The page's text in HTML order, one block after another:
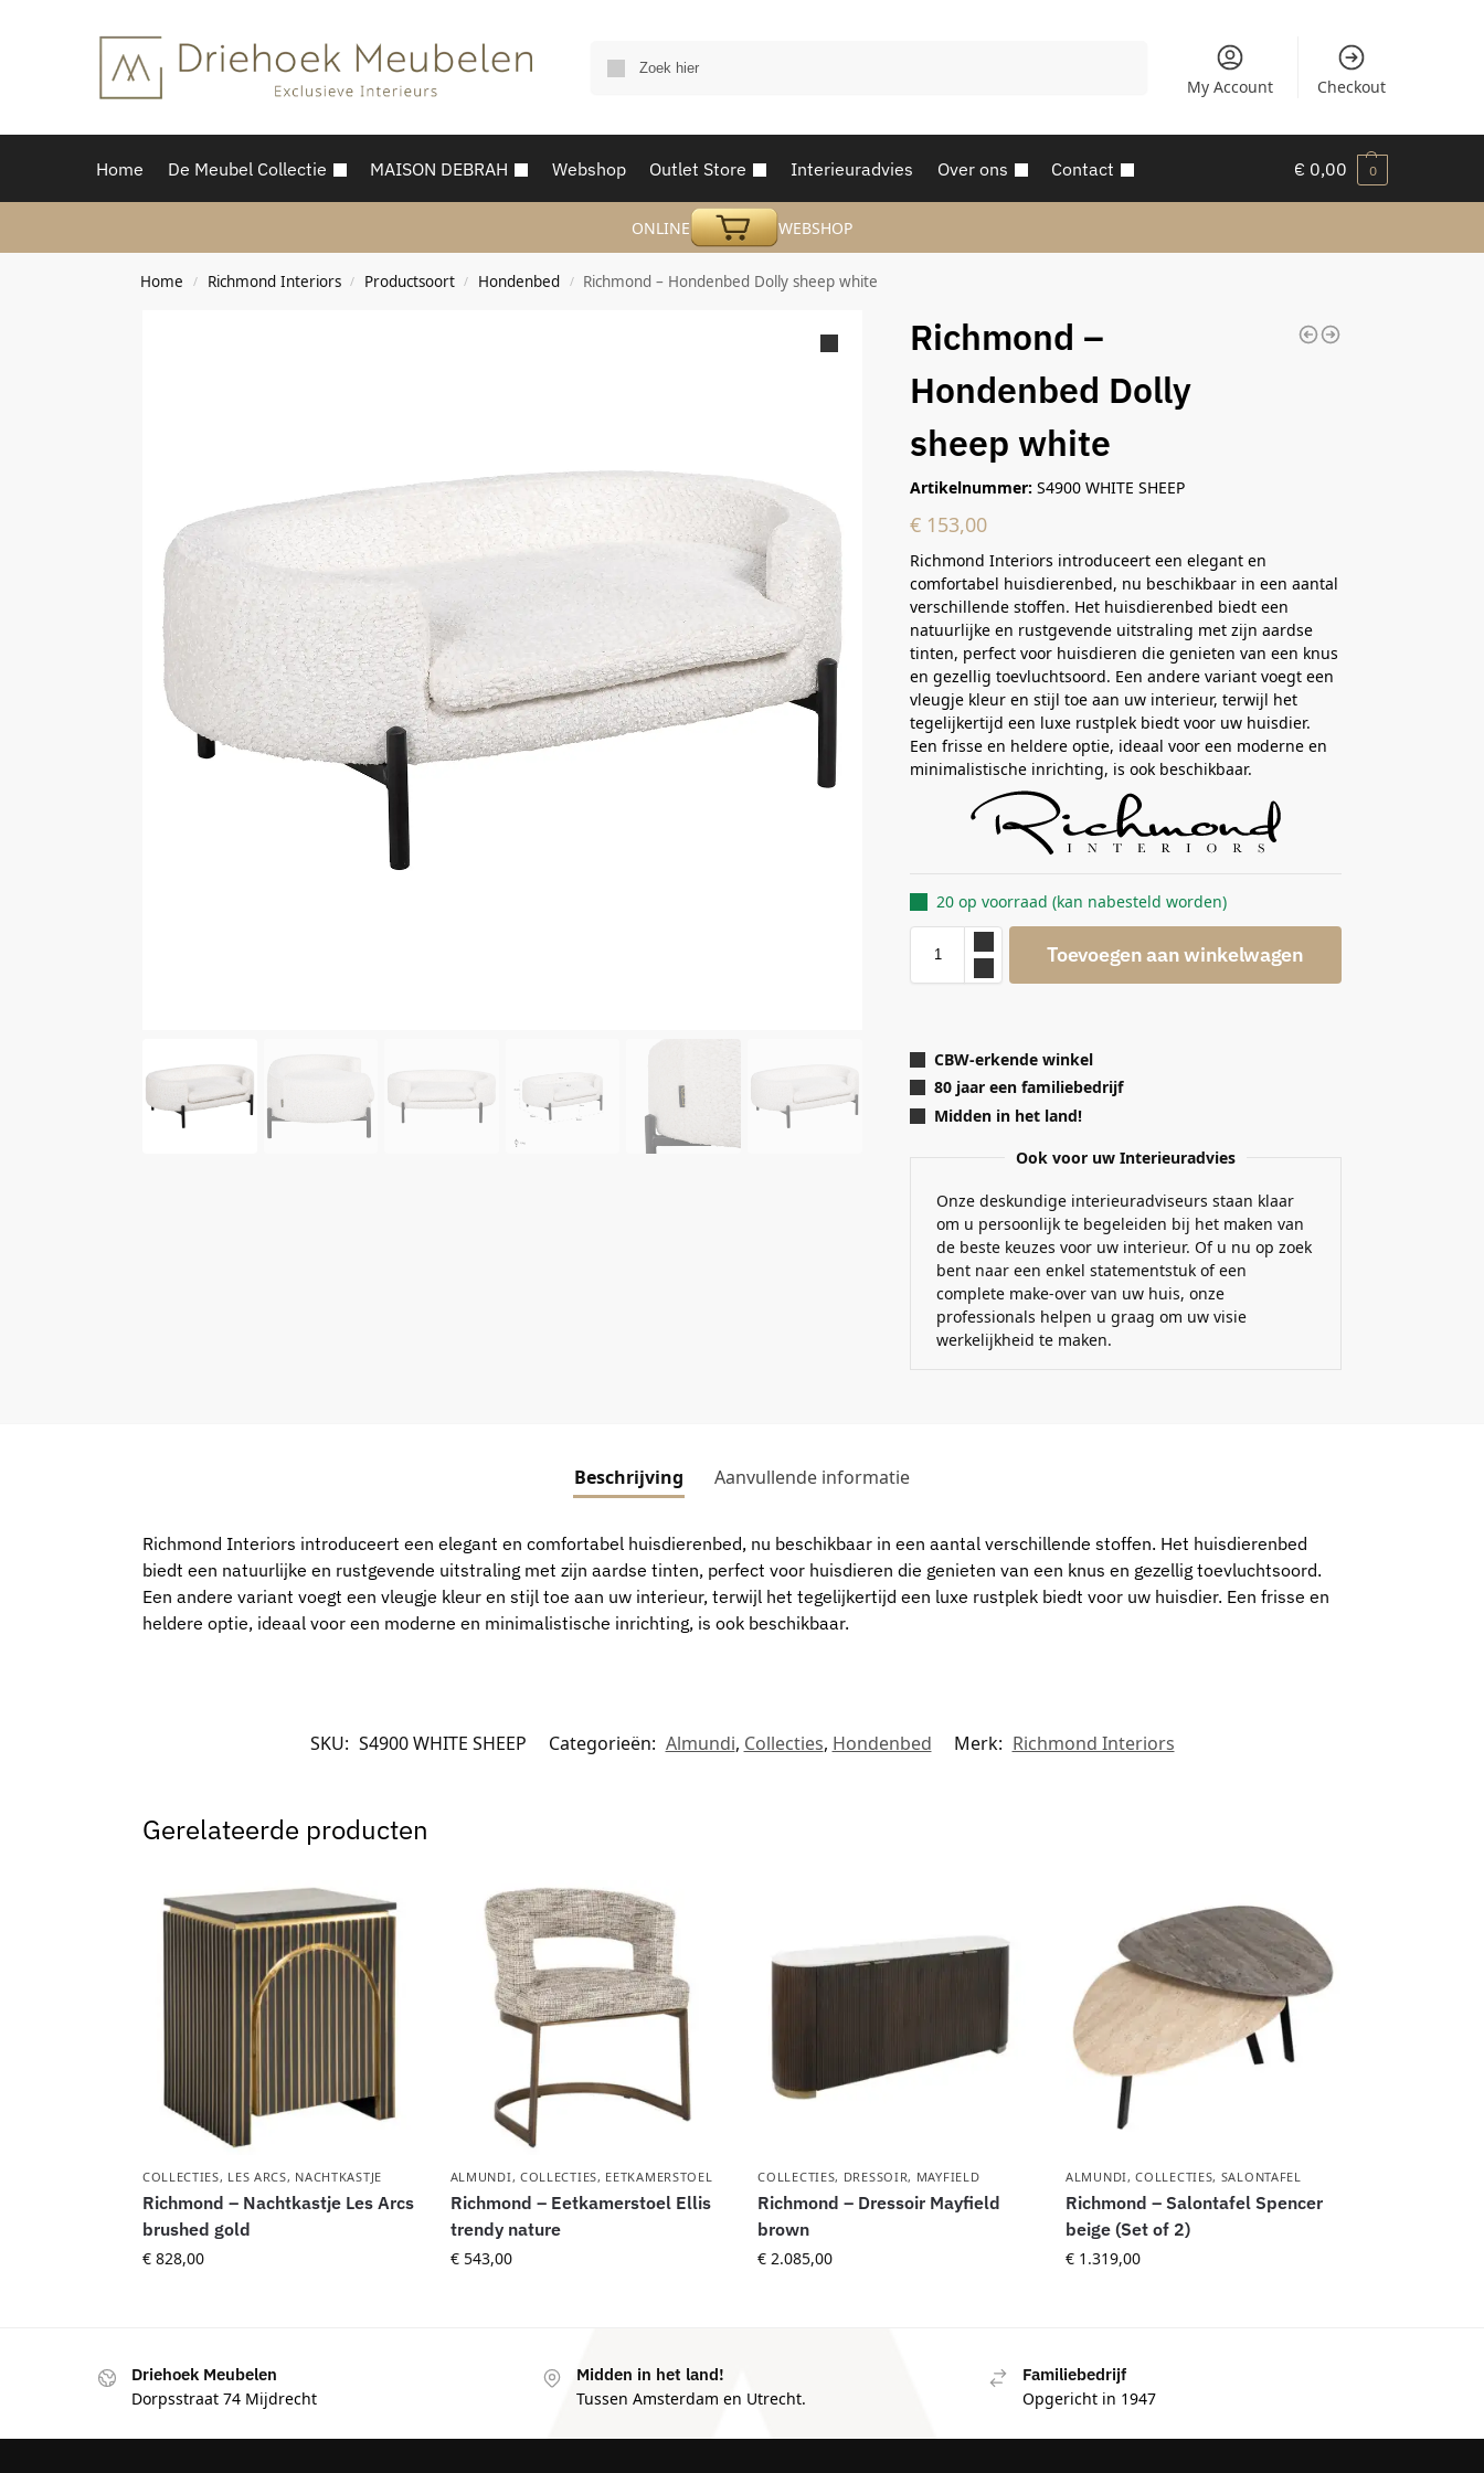
My Account Checkout
Home De Meubel Collectie MAISON DEBRAH Webshop Outlet Store Interieuradvies Over ons Contact € 0,00 0
ONLINE WEBSHOP
Home / Richmond Interiors / Productsoort / Hondenbed / Richmond – Hondenbed Dolly sheep white
Richmond –
Hondenbed Dolly
sheep white
Artikelnummer: S4900 WHITE SHEEP
€ 153,00
Richmond Interiors introduceert een elegant en
comfortabel huisdierenbed, nu beschikbaar in een aantal
verschillende stoffen. Het huisdierenbed biedt een
natuurlijke en rustgevende uitstraling met zijn aardse
tinten, perfect voor huisdieren die genieten van een knus
en gezellig toevluchtsoord. Een andere variant voegt een
vleugje kleur en stijl toe aan uw interieur, terwijl het
tegelijkertijd een luxe rustplek biedt voor uw huisdier.
Een frisse en heldere optie, ideaal voor een moderne en
minimalistische inrichting, is ook beschikbaar.
20 op voorraad (kan nabesteld worden)
Toevoegen aan winkelwagen
CBW-erkende winkel
80 jaar een familiebedrijf
Midden in het land!
Ook voor uw Interieuradvies
Onze deskundige interieuradviseurs staan klaar
om u persoonlijk te begeleiden bij het maken van
de beste keuzes voor uw interieur. Of u nu op zoek
bent naar een enkel statementstuk of een
complete make-over van uw huis, onze
professionals helpen u graag om uw visie
werkelijkheid te maken.
Beschrijving Aanvullende informatie
Richmond Interiors introduceert een elegant en comfortabel huisdierenbed, nu beschikbaar in een aantal verschillende stoffen. Het huisdierenbed
biedt een natuurlijke en rustgevende uitstraling met zijn aardse tinten, perfect voor huisdieren die genieten van een knus en gezellig toevluchtsoord.
Een andere variant voegt een vleugje kleur en stijl toe aan uw interieur, terwijl het tegelijkertijd een luxe rustplek biedt voor uw huisdier. Een frisse en
heldere optie, ideaal voor een moderne en minimalistische inrichting, is ook beschikbaar.
SKU: S4900 WHITE SHEEP Categorieën: Almundi, Collecties, Hondenbed Merk: Richmond Interiors
Gerelateerde producten
COLLECTIES, LES ARCS, NACHTKASTJE
Richmond – Nachtkastje Les Arcs
brushed gold
€828,00
ALMUNDI, COLLECTIES, EETKAMERSTOEL
Richmond – Eetkamerstoel Ellis
trendy nature
€543,00
COLLECTIES, DRESSOIR, MAYFIELD
Richmond – Dressoir Mayfield
brown
€ 2.085,00
ALMUNDI,COLLECTIES, SALONTAFEL
Richmond – Salontafel Spencer
beige (Set of 2)
€ 1.319,00
Driehoek Meubelen
Dorpsstraat 74 Mijdrecht
Midden in het land!
Tussen Amsterdam en Utrecht.
Familiebedrijf
Opgericht in 1947